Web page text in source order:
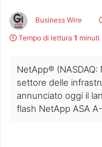
Business Wire
Tempo di lettura 1 minuti
NetApp® (NASDAQ:
settore delle
annunciato oggi il
flash NetApp ASA